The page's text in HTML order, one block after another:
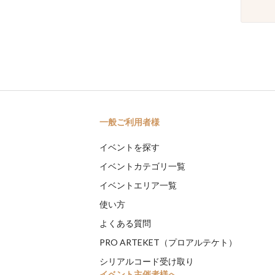
一般ご利用者様
イベントを探す
イベントカテゴリ一覧
イベントエリア一覧
使い方
よくある質問
PRO ARTEKET（プロアルテケト）
シリアルコード受け取り